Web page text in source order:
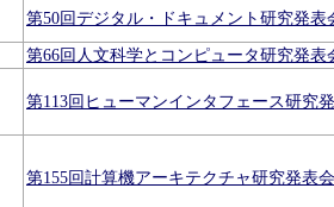
第50回デジタル・ドキュメント研究発表
第66回人文科学とコンピュータ研究発表
第113回ヒューマンインタフェース研究
第155回計算機アーキテクチャ研究発表会